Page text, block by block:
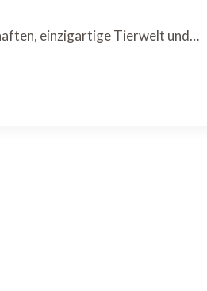
einzigartige Tierwelt und…